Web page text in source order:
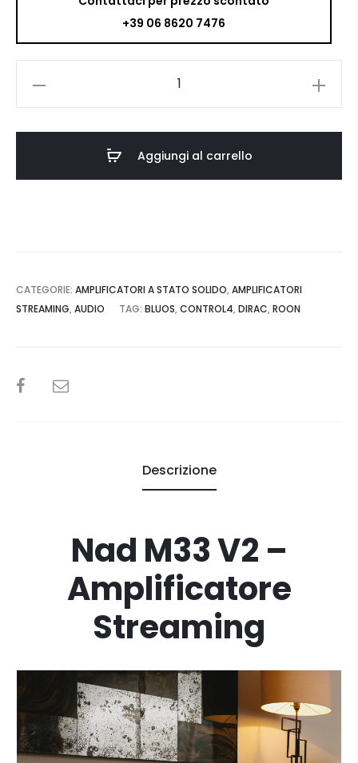
+39 06 8620 7476
Aggiungi al carrello
CATEGORIE: AMPLIFICATORI A STATO SOLIDO, AMPLIFICATORI
STREAMING, AUDIO TAG: BLUOS, CONTROL4, DIRAC, ROON
SHARE
Descrizione
Nad M33 V2 –
Amplificatore
Streaming